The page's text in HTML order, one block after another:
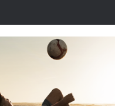
في الرباط الصليبي